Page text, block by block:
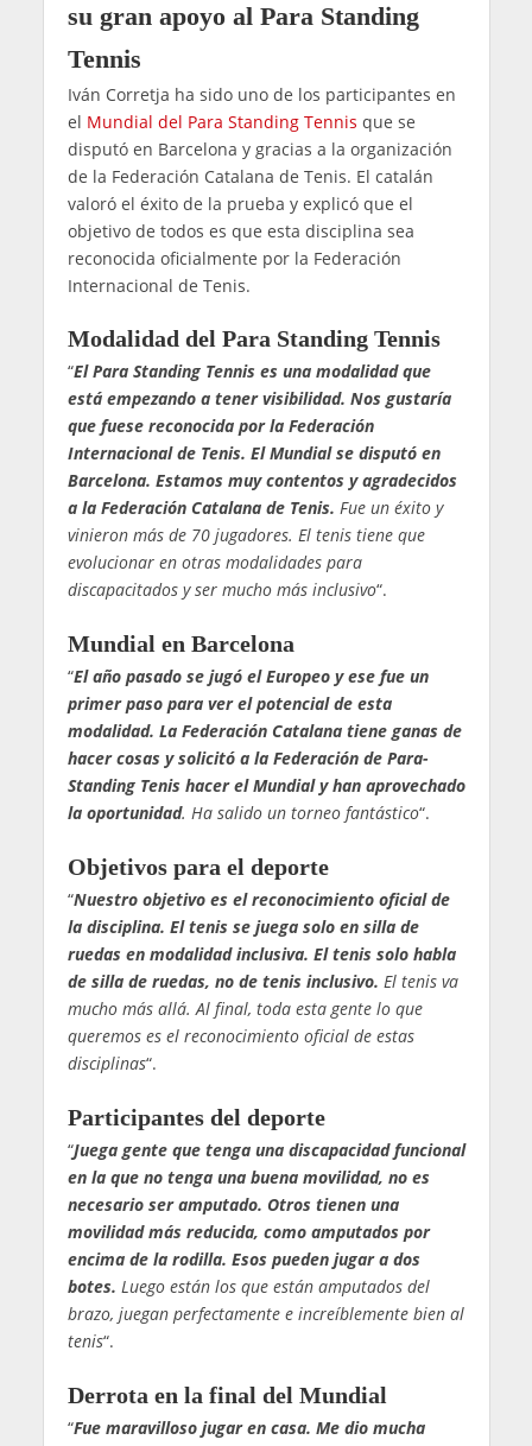
su gran apoyo al Para Standing
Tennis
Iván Corretja ha sido uno de los participantes en
el Mundial del Para Standing Tennis que se
disputó en Barcelona y gracias a la organización
de la Federación Catalana de Tenis. El catalán
valoró el éxito de la prueba y explicó que el
objetivo de todos es que esta disciplina sea
reconocida oficialmente por la Federación
Internacional de Tenis.
Modalidad del Para Standing Tennis
“El Para Standing Tennis es una modalidad que
está empezando a tener visibilidad. Nos gustaría
que fuese reconocida por la Federación
Internacional de Tenis. El Mundial se disputó en
Barcelona. Estamos muy contentos y agradecidos
a la Federación Catalana de Tenis. Fue un éxito y
vinieron más de 70 jugadores. El tenis tiene que
evolucionar en otras modalidades para
discapacitados y ser mucho más inclusivo“.
Mundial en Barcelona
“El año pasado se jugó el Europeo y ese fue un
primer paso para ver el potencial de esta
modalidad. La Federación Catalana tiene ganas de
hacer cosas y solicitó a la Federación de Para-
Standing Tenis hacer el Mundial y han aprovechado
la oportunidad. Ha salido un torneo fantástico“.
Objetivos para el deporte
“Nuestro objetivo es el reconocimiento oficial de
la disciplina. El tenis se juega solo en silla de
ruedas en modalidad inclusiva. El tenis solo habla
de silla de ruedas, no de tenis inclusivo. El tenis va
mucho más allá. Al final, toda esta gente lo que
queremos es el reconocimiento oficial de estas
disciplinas“.
Participantes del deporte
“Juega gente que tenga una discapacidad funcional
en la que no tenga una buena movilidad, no es
necesario ser amputado. Otros tienen una
movilidad más reducida, como amputados por
encima de la rodilla. Esos pueden jugar a dos
botes. Luego están los que están amputados del
brazo, juegan perfectamente e increíblemente bien al
tenis“.
Derrota en la final del Mundial
“Fue maravilloso jugar en casa. Me dio mucha